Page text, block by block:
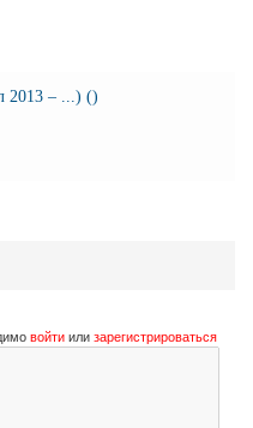
2013 – ...) ()
войти или зарегистрироваться